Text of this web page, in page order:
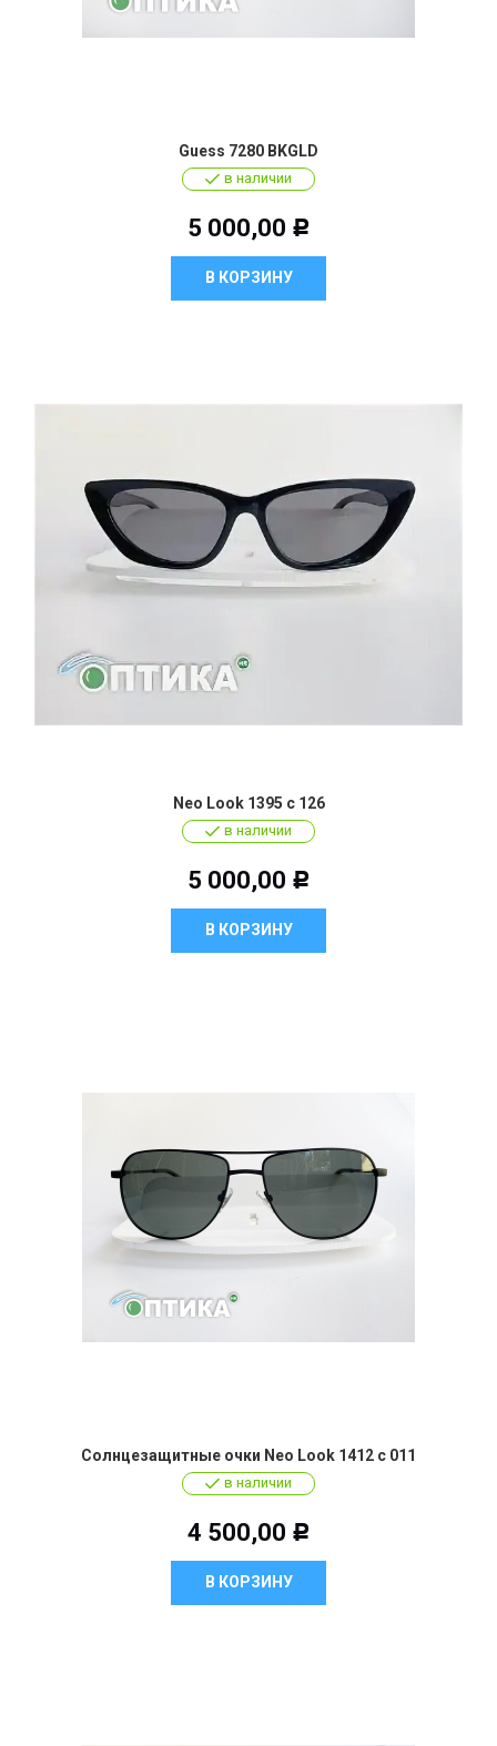
Guess 7280 BKGLD
в наличии
5 000,00 Р
В КОРЗИНУ
Neo Look 1395 c 126
в наличии
5 000,00 Р
В КОРЗИНУ
Солнцезащитные очки Neo Look 1412 c 011
в наличии
4 500,00 Р
В КОРЗИНУ